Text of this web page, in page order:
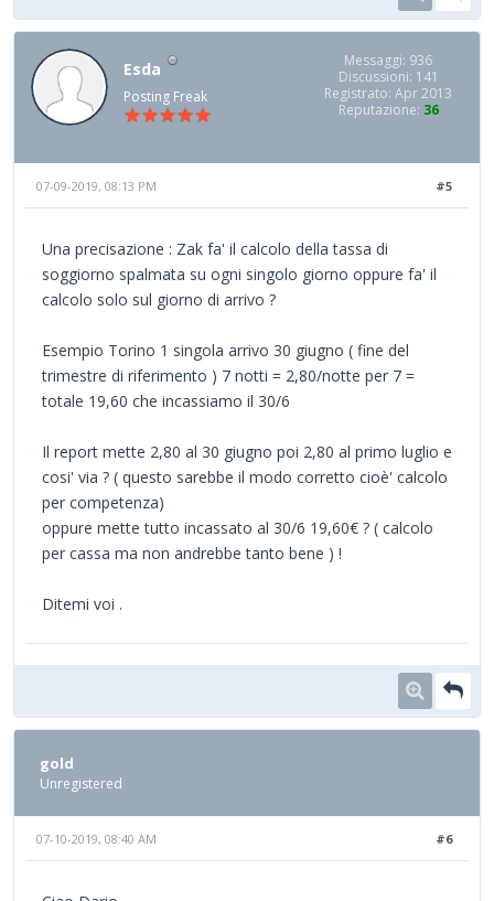
Esda
Posting Freak
Messaggi: 936
Discussioni: 141
Registrato: Apr 2013
Reputazione: 36
#5
07-09-2019, 08:13 PM
Una precisazione : Zak fa' il calcolo della tassa di
soggiorno spalmata su ogni singolo giorno oppure fa' il
calcolo solo sul giorno di arrivo ?
Esempio Torino 1 singola arrivo 30 giugno ( fine del
trimestre di riferimento ) 7 notti = 2,80/notte per 7 =
totale 19,60 che incassiamo il 30/6
Il report mette 2,80 al 30 giugno poi 2,80 al primo luglio e
cosi' via ? ( questo sarebbe il modo corretto cioè' calcolo
per competenza)
oppure mette tutto incassato al 30/6 19,60€ ? ( calcolo
per cassa ma non andrebbe tanto bene ) !
Ditemi voi .
gold
Unregistered
#6
07-10-2019, 08:40 AM